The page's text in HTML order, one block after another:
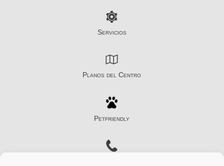
Servicios
Planos del Centro
Petfriendly